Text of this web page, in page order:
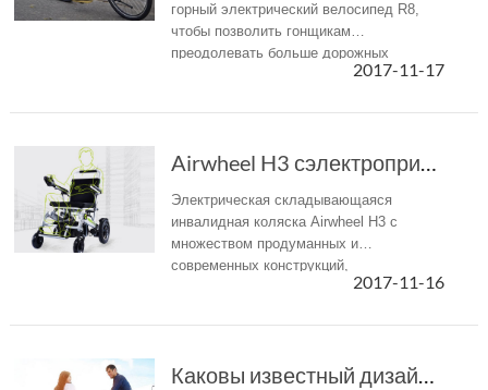
горный электрический велосипед R8,
чтобы позволить гонщикам
преодолевать больше дорожных
2017-11-17
Airwheel H3 сэлектроприводом обеспечивает вса...
Электрическая складывающаяся
инвалидная коляска Airwheel H3 с
множеством продуманных и
современных конструкций,
обеспечивающих всадникам2017-11-16
Каковы известный дизайн Airwheel Smart Электрический велосипед?